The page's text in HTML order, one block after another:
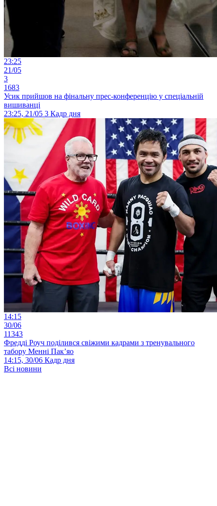
23:25
21/05
3
1683
Усик прийшов на фінальну прес-конференцію у спеціальній
вишиванці
23:25, 21/05 3 Кадр дня
14:15
30/06
11343
Фредді Роуч поділився свіжими кадрами з тренувального
табору Менні Пак’яо
14:15, 30/06 Кадр дня
Всі новини